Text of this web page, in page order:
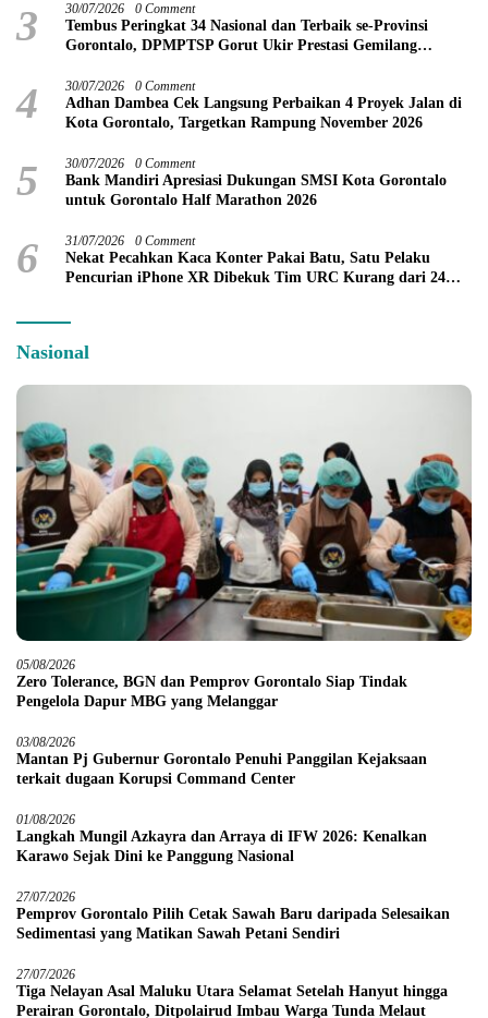
3 30/07/2026 0 Comment
Tembus Peringkat 34 Nasional dan Terbaik se-Provinsi
Gorontalo, DPMPTSP Gorut Ukir Prestasi Gemilang
4 30/07/2026 0 Comment
Adhan Dambea Cek Langsung Perbaikan 4 Proyek Jalan di
Kota Gorontalo, Targetkan Rampung November 2026
5 30/07/2026 0 Comment
Bank Mandiri Apresiasi Dukungan SMSI Kota Gorontalo
untuk Gorontalo Half Marathon 2026
6 31/07/2026 0 Comment
Nekat Pecahkan Kaca Konter Pakai Batu, Satu Pelaku
Pencurian iPhone XR Dibekuk Tim URC Kurang dari 24
Nasional
05/08/2026
Zero Tolerance, BGN dan Pemprov Gorontalo Siap Tindak
Pengelola Dapur MBG yang Melanggar
03/08/2026
Mantan Pj Gubernur Gorontalo Penuhi Panggilan Kejaksaan
terkait dugaan Korupsi Command Center
01/08/2026
Langkah Mungil Azkayra dan Arraya di IFW 2026: Kenalkan
Karawo Sejak Dini ke Panggung Nasional
27/07/2026
Pemprov Gorontalo Pilih Cetak Sawah Baru daripada Selesaikan
Sedimentasi yang Matikan Sawah Petani Sendiri
27/07/2026
Tiga Nelayan Asal Maluku Utara Selamat Setelah Hanyut hingga
Perairan Gorontalo, Ditpolairud Imbau Warga Tunda Melaut